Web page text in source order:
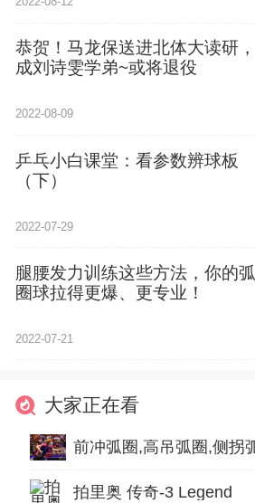
恭贺！马龙保送进北体大读研，
成刘诗雯学弟~或将退役
2022-08-09
乒乓小白课堂：看参数辨球板
（下）
2022-07-29
腿腰发力训练这些方法，你的弧
圈球拉得更爆、更专业！
2022-07-21
大家正在看
拍里奥 传奇-3 Legend